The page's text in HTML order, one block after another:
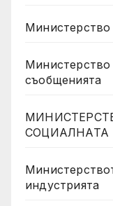
Министерство
съобщенията
индустрията